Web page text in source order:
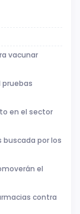
vacunar
pruebas
en el sector
buscada por los
el
contra